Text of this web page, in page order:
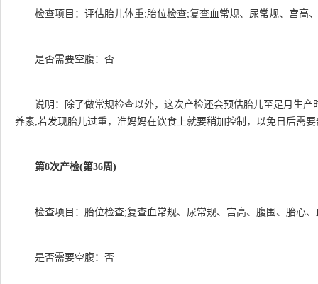
检查项目：评估胎儿体重;胎位检查;复查血常规、尿常规、宫高
是否需要空腹：否
说明：除了做常规检查以外，这次产检还会预估胎儿至足月生
养素;若发现胎儿过重，准妈妈在饮食上就要稍加控制，以免日后需
第8次产检(第36周)
检查项目：胎位检查;复查血常规、尿常规、宫高、腹围、胎心
是否需要空腹：否